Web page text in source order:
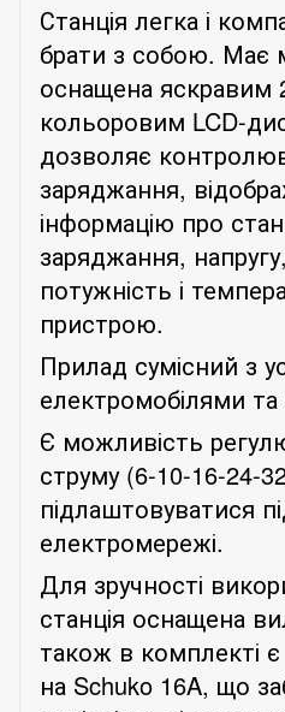
Станція легка і
брати з собою. Має
оснащена
кольоровим LCD-
дозволяє
заряджання,
інформацію про
заряджання,
потужність і
пристрою.
Прилад сумісний з
електромобілями та
Є можливість
струму (6-10-16-24-
підлаштовуватися
електромережі.
Для зручності
станція оснащена
також в комплекті
на Schuko 16A, що